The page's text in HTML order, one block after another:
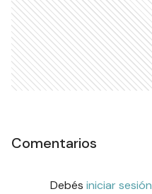
Comentarios
Debés iniciar sesión